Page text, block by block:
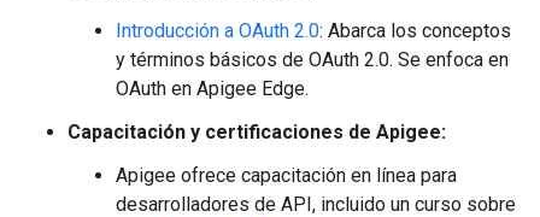
Introducción a OAuth 2.0: Abarca los conceptos
y términos básicos de OAuth 2.0. Se enfoca en
OAuth en Apigee Edge.
Capacitación y certificaciones de Apigee:
Apigee ofrece capacitación en línea para
desarrolladores de API, incluido un curso sobre